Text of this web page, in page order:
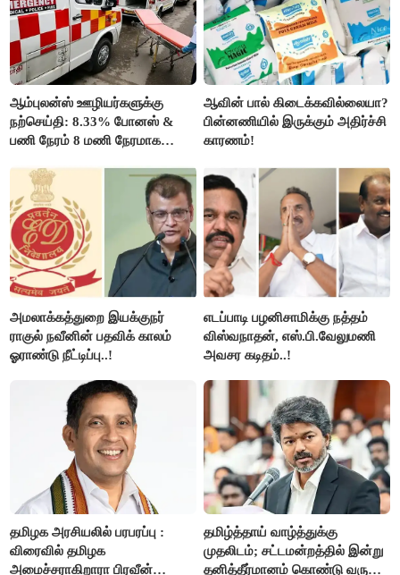
ஆம்புலன்ஸ் ஊழியர்களுக்கு
நற்செய்தி: 8.33% போனஸ் &
பணி நேரம் 8 மணி நேரமாக
ஆவின் பால் கிடைக்கவில்லையா?
பின்னணியில் இருக்கும் அதிர்ச்சி
காரணம்!
அமலாக்கத்துறை இயக்குநர்
ராகுல் நவீனின் பதவிக் காலம்
ஓராண்டு நீட்டிப்பு..!
எடப்பாடி பழனிசாமிக்கு நத்தம்
விஸ்வநாதன், எஸ்.பி.வேலுமணி
அவசர கடிதம்..!
தமிழக அரசியலில் பரபரப்பு :
விரைவில் தமிழக
அமைச்சராகிறாரா பிரவீன்
தமிழ்த்தாய் வாழ்த்துக்கு
முதலிடம்; சட்டமன்றத்தில் இன்று
தனித்தீர்மானம் கொண்டு வரும்